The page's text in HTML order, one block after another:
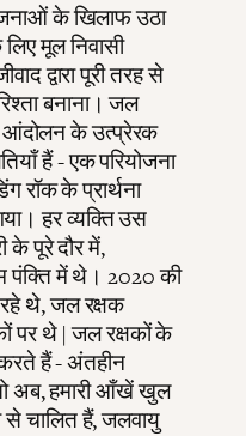
के खिलाफ उठा
मूल निवासी
द्वारा पूरी तरह से
बनाना। जल
आंदोलन के उत्प्रेरक
हैं - एक परियोजना
रॉक के प्रार्थना
हर व्यक्ति उस
के पूरे दौर में,
पंक्ति में थे। 2020 की
थे, जल रक्षक
पर थे | जल रक्षकों के
करते हैं - अंतहीन
तो अब, हमारी आँखें खुल
से चालित हैं, जलवायु